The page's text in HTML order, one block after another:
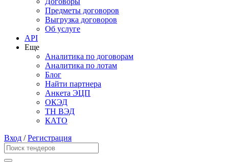
Предметы договоров
Выгрузка договоров
Об услуге
API
Еще
Аналитика по договорам
Аналитика по лотам
Блог
Найти партнера
Анкета ЭЦП
ОКЭД
ТН ВЭД
КАТО
Вход /Регистрация